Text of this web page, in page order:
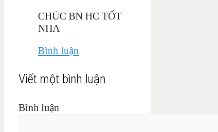
CHÚC BN HC TỐT
NHA
Bình luận
Viết một bình luận
Bình luận